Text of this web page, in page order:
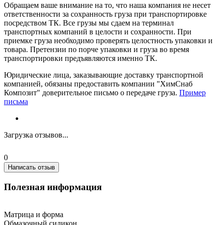
Обращаем ваше внимание на то, что наша компания не несет
ответственности за сохранность груза при транспортировке
посредством ТК. Все грузы мы сдаем на терминал
транспортных компаний в целости и сохранности. При
приемке груза необходимо проверять целостность упаковки и
товара. Претензии по порче упаковки и груза во время
транспортировки предъявляются именно ТК.
Юридические лица, заказывающие доставку транспортной
компанией, обязаны предоставить компании "ХимСнаб
Композит" доверительное письмо о передаче груза. Пример
письма
Загрузка отзывов...
0
Написать отзыв
Полезная информация
Матрица и форма